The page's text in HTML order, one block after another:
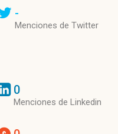
-
Menciones de Twitter
0
Menciones de Linkedin